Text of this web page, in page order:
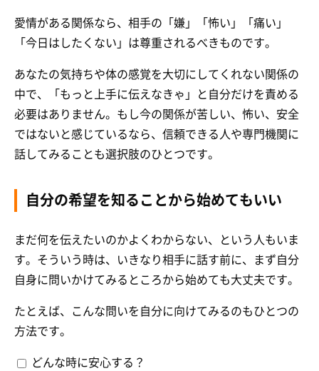
愛情がある関係なら、相手の「嫌」「怖い」「痛い」
「今日はしたくない」は尊重されるべきものです。
あなたの気持ちや体の感覚を大切にしてくれない関係の
中で、「もっと上手に伝えなきゃ」と自分だけを責める
必要はありません。もし今の関係が苦しい、怖い、安全
ではないと感じているなら、信頼できる人や専門機関に
話してみることも選択肢のひとつです。
自分の希望を知ることから始めてもいい
まだ何を伝えたいのかよくわからない、という人もいま
す。そういう時は、いきなり相手に話す前に、まず自分
自身に問いかけてみるところから始めても大丈夫です。
たとえば、こんな問いを自分に向けてみるのもひとつの
方法です。
どんな時に安心する？